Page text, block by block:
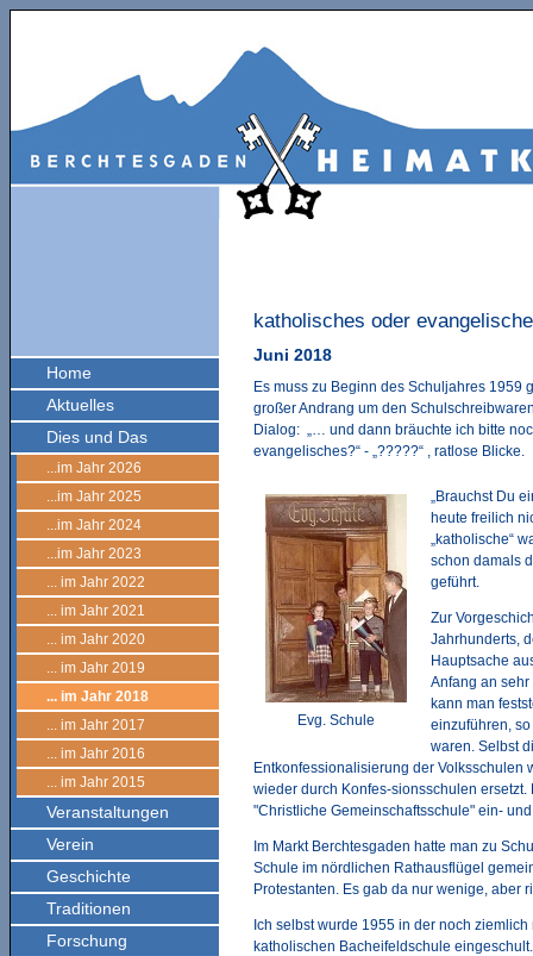
Home
Aktuelles
Dies und Das
...im Jahr 2026
...im Jahr 2025
...im Jahr 2024
...im Jahr 2023
... im Jahr 2022
... im Jahr 2021
... im Jahr 2020
... im Jahr 2019
... im Jahr 2018
... im Jahr 2017
... im Jahr 2016
... im Jahr 2015
Veranstaltungen
Verein
Geschichte
Traditionen
Forschung
katholisches oder
Juni 2018
Es muss zu Beginn des Schuljahres 1959
großer Andrang um den
Dialog: „… und dann bräuchte ich bitte
evangelisches?“ - „?????“ , ratlose Blicke.
Evg. Schule
„Brauchst Du
heute freilich
„katholische“
schon damals
geführt.
Zur
Jahrhunderts,
Hauptsache
Anfang an
kann man
einzuführen,
waren. Selbst
Entkonfessionalisierung der
wieder durch Konfes-sionsschulen
"Christliche Gemeinschaftsschule" ein-
Im Markt Berchtesgaden hatte man zu
Schule im nördlichen Rathausflügel
Protestanten. Es gab da nur wenige, aber
Ich selbst wurde 1955 in der noch
katholischen Bacheifeldschule